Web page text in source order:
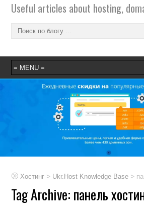
Useful articles about hosting,
Хостинг > Ukr.Host Knowledge Base >
Tag Archive: панель